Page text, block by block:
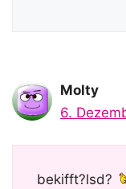
Molty
6.
bekifft?lsd?